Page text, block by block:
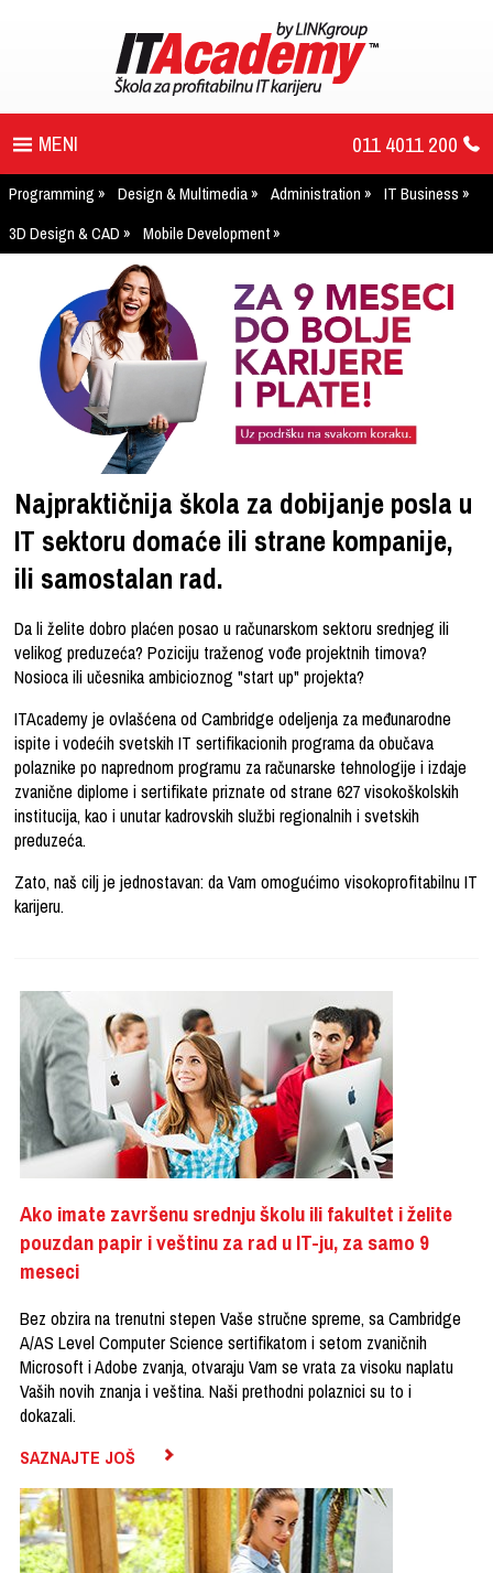
011 4011 200
PROGRAM
UPIS
ŠTA DOBIJATE
UČENJE NA DALJINU
DIPLOME I SERTIFIKATI
O IT AKADEMIJI
Programming Design & Multimedia Administration
IT Business
3D Design & CAD
Mobile Development
Najpraktičnija škola za dobijanje posla u
IT sektoru domaće ili strane kompanije,
ili samostalan rad.
Da li želite dobro plaćen posao u računarskom sektoru srednjeg ili
velikog preduzeća? Poziciju traženog vođe projektnih timova?
Nosioca ili učesnika ambicioznog "start up" projekta?
ITAcademy je ovlašćena od Cambridge odeljenja za međunarodne
ispite i vodećih svetskih IT sertifikacionih programa da obučava
polaznike po naprednom programu za računarske tehnologije i izdaje
zvanične diplome i sertifikate priznate od strane 627 visokoškolskih
institucija, kao i unutar kadrovskih službi regionalnih i svetskih
preduzeća.
Zato, naš cilj je jednostavan: da Vam omogućimo visokoprofitabilnu IT
karijeru.
Ako imate završenu srednju školu ili fakultet i želite
pouzdan papir i veštinu za rad u IT-ju, za samo 9
meseci
Bez obzira na trenutni stepen Vaše stručne spreme, sa Cambridge
A/AS Level Computer Science sertifikatom i setom zvaničnih
Microsoft i Adobe zvanja, otvaraju Vam se vrata za visoku naplatu
Vaših novih znanja i veština. Naši prethodni polaznici su to i
dokazali.
SAZNAJTE JOŠ